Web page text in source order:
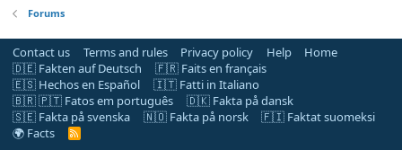
Forums
Contact us Terms and rules Privacy policy Help
Home
🇩🇪 Fakten auf Deutsch
🇫🇷 Faits en français
🇪🇸 Hechos en Español
🇮🇹 Fatti in Italiano
🇧🇷 🇵🇹 Fatos em português
🇩🇰 Fakta på dansk
🇸🇪 Fakta på svenska
🇳🇴 Fakta på norsk
🇫🇮 Faktat suomeksi
🌍 Facts
R